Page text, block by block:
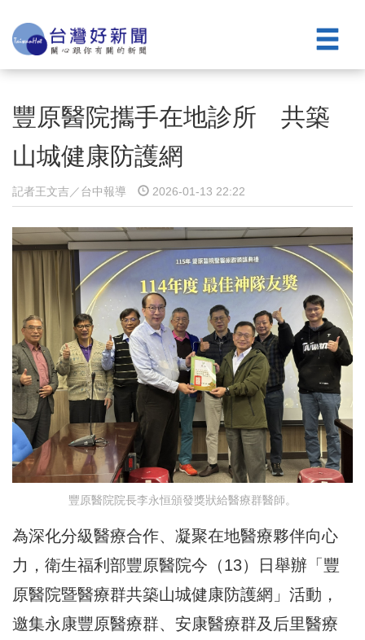
豐原醫院攜手在地診所 共築
山城健康防護網
記者王文吉／台中報導 2026-01-13 22:22
豐原醫院院長李永恒頒發獎狀給醫療群醫師。
為深化分級醫療合作、凝聚在地醫療夥伴向心
力，衛生福利部豐原醫院今（13）日舉辦「豐
原醫院暨醫療群共築山城健康防護網」活動，
邀集永康豐原醫療群、安康醫療群及后里醫療